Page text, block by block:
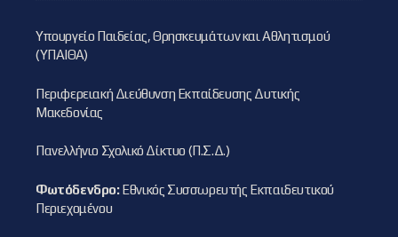
Υπουργείο Παιδείας, Θρησκευμάτων και Αθλητισμού
(ΥΠΑΙΘΑ)
Περιφερειακή Διεύθυνση Εκπαίδευσης Δυτικής
Μακεδονίας
Πανελλήνιο Σχολικό Δίκτυο (Π.Σ.Δ.)
Φωτόδενδρο:Εθνικός Συσσωρευτής Εκπαιδευτικού
Περιεχομένου